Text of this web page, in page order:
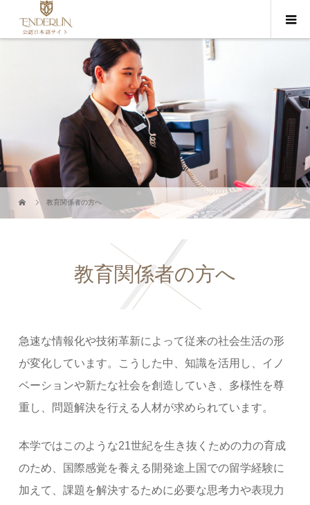
教育関係者の方へ
教育関係者の方へ
急速な情報化や技術革新によって従来の社会生活の形
が変化しています。こうした中、知識を活用し、イノ
ベーションや新たな社会を創造していき、多様性を尊
重し、問題解決を行える人材が求められています。
本学ではこのような21世紀を生き抜くための力の育成
のため、国際感覚を養える開発途上国での留学経験に
加えて、課題を解決するために必要な思考力や表現力